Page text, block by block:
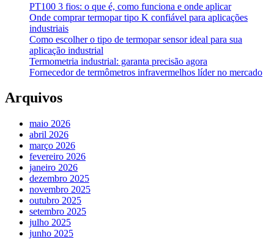
PT100 3 fios: o que é, como funciona e onde aplicar
Onde comprar termopar tipo K confiável para aplicações
industriais
Como escolher o tipo de termopar sensor ideal para sua
aplicação industrial
Termometria industrial: garanta precisão agora
Fornecedor de termômetros infravermelhos líder no mercado
Arquivos
maio 2026
abril 2026
março 2026
fevereiro 2026
janeiro 2026
dezembro 2025
novembro 2025
outubro 2025
setembro 2025
julho 2025
junho 2025